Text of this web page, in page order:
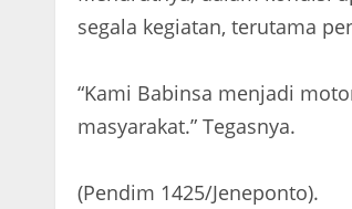
segala kegiatan, terutama
“Kami Babinsa menjadi
masyarakat.” Tegasnya.
(Pendim 1425/Jeneponto).